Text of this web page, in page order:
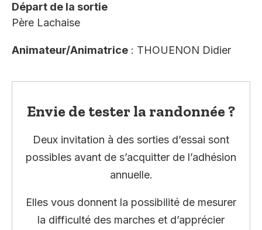
Départ de la sortie
Père Lachaise
Animateur/Animatrice : THOUENON Didier
Envie de tester la randonnée ?
Deux invitation à des sorties d’essai sont
possibles avant de s’acquitter de l’adhésion
annuelle.
Elles vous donnent la possibilité de mesurer
la difficulté des marches et d’apprécier